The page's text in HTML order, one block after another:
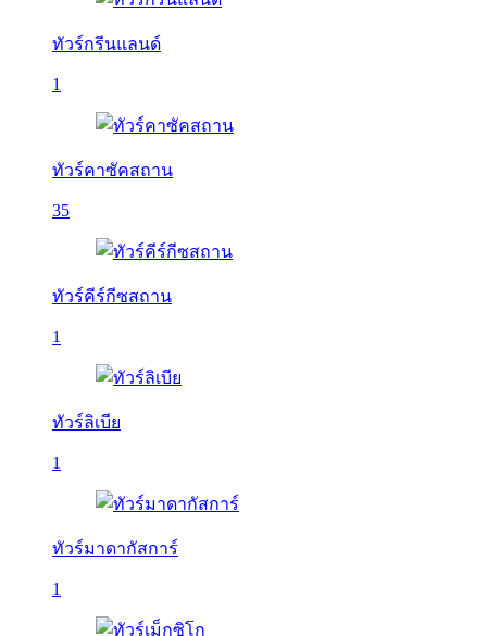
ทัวร์กรีนแลนด์
1
ทัวร์คาซัคสถาน
35
ทัวร์คีร์กีซสถาน
1
ทัวร์ลิเบีย
1
ทัวร์มาดากัสการ์
1